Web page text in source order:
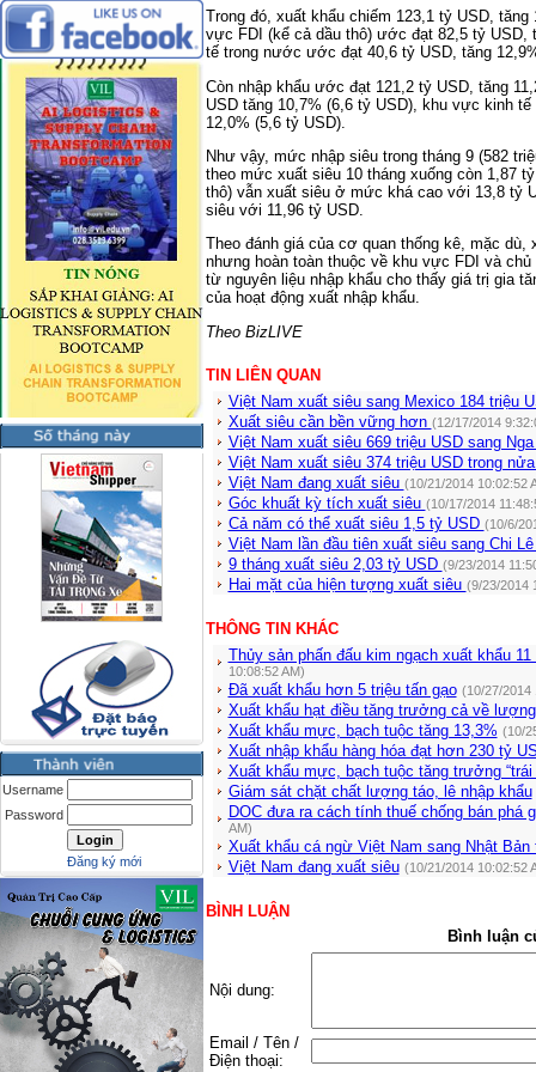
Username
Password
Đăng ký mới
Trong đó, xuất khẩu chiếm 123,1 tỷ USD,
vực FDI (kể cả dầu thô) ước đạt 82,5 tỷ USD,
tế trong nước ước đạt 40,6 tỷ USD, tăng
Còn nhập khẩu ước đạt 121,2 tỷ USD, tăng
USD tăng 10,7% (6,6 tỷ USD), khu vực kinh
12,0% (5,6 tỷ USD).
Như vậy, mức nhập siêu trong tháng 9 (582
theo mức xuất siêu 10 tháng xuống còn 1,87
thô) vẫn xuất siêu ở mức khá cao với 13,8 tỷ
siêu với 11,96 tỷ USD.
Theo đánh giá của cơ quan thống kê, mặc
nhưng hoàn toàn thuộc về khu vực FDI và
từ nguyên liệu nhập khẩu cho thấy giá trị gia
của hoạt động xuất nhập khẩu.
Theo BizLIVE
TIN LIÊN QUAN
Việt Nam xuất siêu sang Mexico 184 triệu
Xuất siêu cần bền vững hơn (12/17/2014
Việt Nam xuất siêu 669 triệu USD sang
Việt Nam xuất siêu 374 triệu USD trong
Việt Nam đang xuất siêu (10/21/2014 10:02:52
Góc khuất kỳ tích xuất siêu (10/17/2014
Cả năm có thể xuất siêu 1,5 tỷ USD (10/6/
Việt Nam lần đầu tiên xuất siêu sang Chi
9 tháng xuất siêu 2,03 tỷ USD (9/23/2014
Hai mặt của hiện tượng xuất siêu (9/23/2014
THÔNG TIN KHÁC
Thủy sản phấn đấu kim ngạch xuất khẩu
10:08:52 AM)
Đã xuất khẩu hơn 5 triệu tấn gạo (10/27/2014
Xuất khẩu hạt điều tăng trưởng cả về
Xuất khẩu mực, bạch tuộc tăng 13,3% (10/
Xuất nhập khẩu hàng hóa đạt hơn 230 tỷ
Xuất khẩu mực, bạch tuộc tăng trưởng “trái
Giám sát chặt chất lượng táo, lê nhập khẩu
DOC đưa ra cách tính thuế chống bán phá
AM)
Xuất khẩu cá ngừ Việt Nam sang Nhật Bản
Việt Nam đang xuất siêu (10/21/2014 10:02:52
BÌNH LUẬN
Bình luận
Nội dung:
Email / Tên /
Điện thoại: